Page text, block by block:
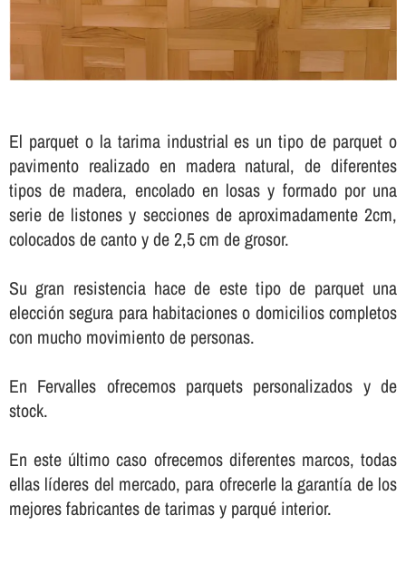
El parquet o la tarima industrial es un tipo de parquet o
pavimento realizado en madera natural, de diferentes
tipos de madera, encolado en losas y formado por una
serie de listones y secciones de aproximadamente 2cm,
colocados de canto y de 2,5 cm de grosor.
Su gran resistencia hace de este tipo de parquet una
elección segura para habitaciones o domicilios completos
con mucho movimiento de personas.
En Fervalles ofrecemos parquets personalizados y de
stock.
En este último caso ofrecemos diferentes marcos, todas
ellas lí­deres del mercado, para ofrecerle la garantí­a de los
mejores fabricantes de tarimas y parqué interior.